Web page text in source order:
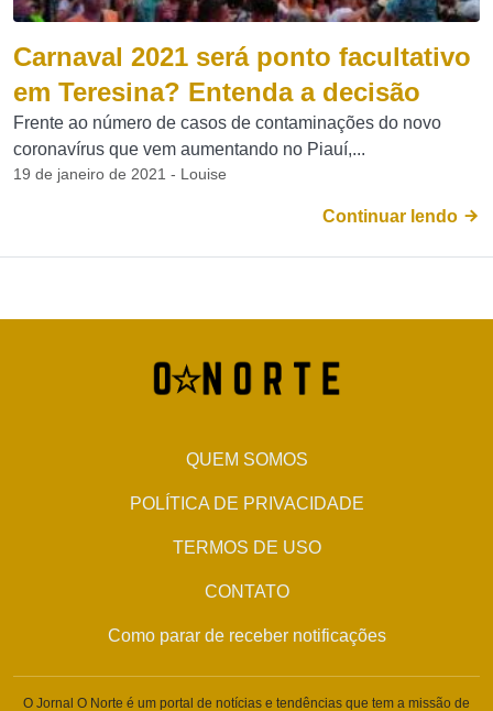
Carnaval 2021 será ponto facultativo
em Teresina? Entenda a decisão
Frente ao número de casos de contaminações do novo
coronavírus que vem aumentando no Piauí,...
19 de janeiro de 2021 - Louise
Continuar lendo
QUEM SOMOS
POLÍTICA DE PRIVACIDADE
TERMOS DE USO
CONTATO
Como parar de receber notificações
O Jornal O Norte é um portal de notícias e tendências que tem a missão de